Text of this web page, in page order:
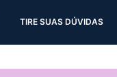
TIRE SUAS DÚVIDAS